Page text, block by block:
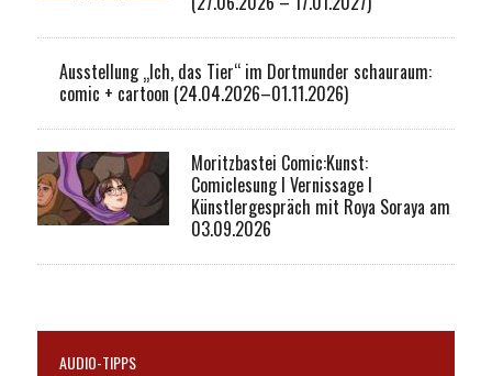
Ausstellung „Ich, das Tier“ im Dortmunder schauraum:
comic + cartoon (24.04.2026–01.11.2026)
Moritzbastei Comic:Kunst:
Comiclesung I Vernissage I
Künstlergespräch mit Roya Soraya am
03.09.2026
AUDIO-TIPPS